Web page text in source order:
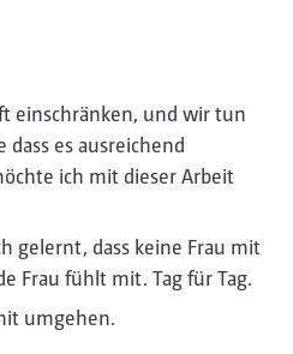
einschränken, und wir tun
dass es ausreichend
ich mit dieser Arbeit
gelernt, dass keine Frau mit
Frau fühlt mit. Tag für Tag.
umgehen.